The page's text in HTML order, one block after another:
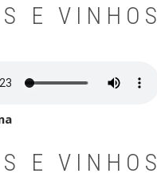
E VINHOS
E VINHOS